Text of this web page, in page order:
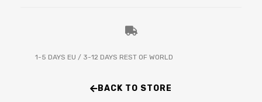
1-5 DAYS EU / 3-12 DAYS REST OF WORLD
BACK TO STORE